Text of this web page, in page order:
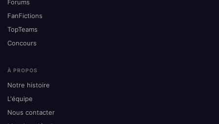
Forums
FanFictions
TopTeams
Concours
À PROPOS
Notre histoire
L'équipe
Nous contacter